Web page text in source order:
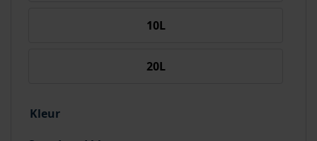
10L
20L
Kleur